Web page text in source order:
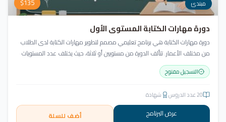
مبتدئ $135
دورة مهارات الكتابة المستوى الأول
دورة مهارات الكتابة هي برنامج تعليمي مصمم لتطوير مهارات الكتابة لدى الطلاب
من مختلف الأعمار. تتألف الدورة من مستويين أو ثلاثة، حيث يختلف عدد المستويات
حسب أعمار الطلاب ومهاراتهم الحالية. تتضمن كتابة الحروف وأشكالها، الالتزام
بقواعد الخط، وكتابة الكلمات والجمل.
التسجيل مفتوح
20عدد الدروس شهادة
عرض البرنامج أضف للسلة